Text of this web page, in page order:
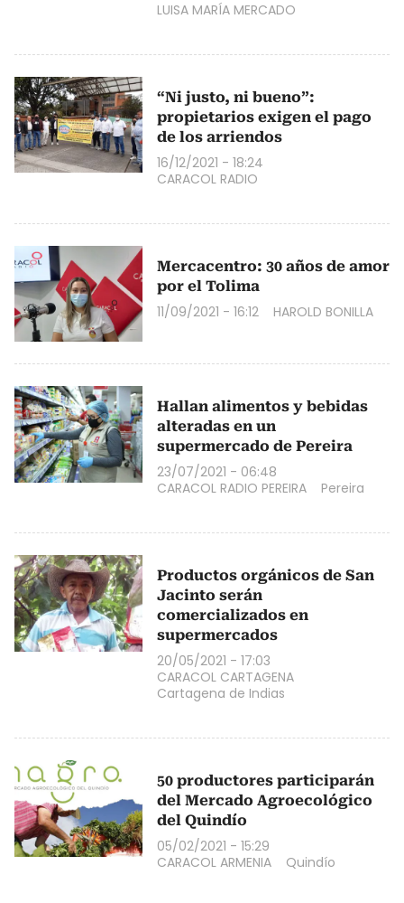
LUISA MARÍA MERCADO
“Ni justo, ni bueno”:
propietarios exigen el pago
de los arriendos
16/12/2021 - 18:24
CARACOL RADIO
Mercacentro: 30 años de amor
por el Tolima
11/09/2021 - 16:12 HAROLD BONILLA
Hallan alimentos y bebidas
alteradas en un
supermercado de Pereira
23/07/2021 - 06:48
CARACOL RADIO PEREIRA
Pereira
Productos orgánicos de San
Jacinto serán
comercializados en
supermercados
20/05/2021 - 17:03
CARACOL CARTAGENA
Cartagena de Indias
50 productores participarán
del Mercado Agroecológico
del Quindío
05/02/2021 - 15:29
CARACOL ARMENIA
Quindío